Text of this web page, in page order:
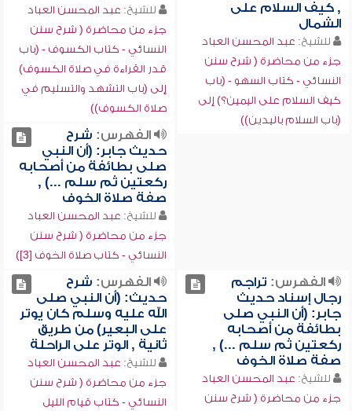
, كيف السلام على
الشمال
للشيخ: عبد المحسن العباد
جزء من محاضرة ( شرح سنن
النسائي - كتاب السهو - (باب
كيف السلام على اليمين؟) إلى
(باب السلام باليدين))
للشيخ: عبد المحسن العباد
جزء من محاضرة ( شرح سنن
النسائي - كتاب الكسوف - (باب
قدر القراءة في صلاة الكسوف)
إلى (باب التشهد والتسليم في
صلاة الكسوف))
الفهرس: شرح
حديث جابر: (أن النبي
صلى بطائفة من أصحابه
ركعتين ثم سلم ...) ,
صفة صلاة الخوف
للشيخ: عبد المحسن العباد
جزء من محاضرة ( شرح سنن
النسائي - كتاب صلاة الخوف [3])
الفهرس: تراجم
رجال إسناد حديث
جابر: (أن النبي صلى
بطائفة من أصحابه
ركعتين ثم سلم ...) ,
صفة صلاة الخوف
للشيخ: عبد المحسن العباد
جزء من محاضرة ( شرح سنن
الفهرس: شرح
حديث: (أن النبي صلى
الله عليه وسلم كان يوتر
على البعير) من طريق
ثانية , الوتر على الراحلة
للشيخ: عبد المحسن العباد
جزء من محاضرة ( شرح سنن
النسائي - كتاب قيام الليل